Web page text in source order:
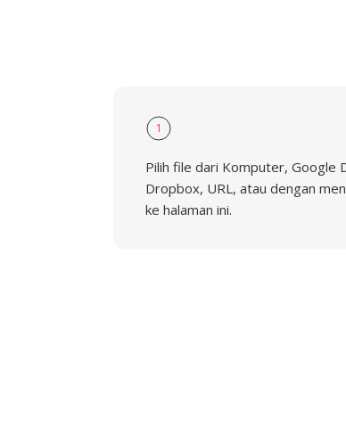
1
Pilih file dari Komputer, Google
Dropbox, URL, atau dengan
ke halaman ini.